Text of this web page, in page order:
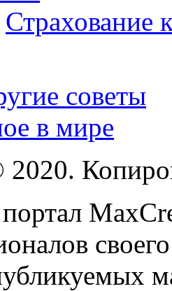
Страхование
советы
в мире